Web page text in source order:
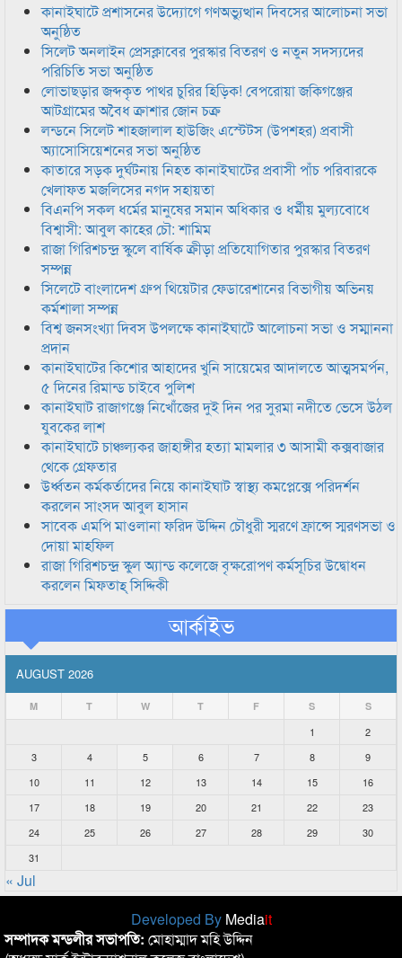
কানাইঘাটে প্রশাসনের উদ্যোগে গণঅভ্যুত্থান দিবসের আলোচনা সভা
অনুষ্ঠিত
সিলেট অনলাইন প্রেসক্লাবের পুরস্কার বিতরণ ও নতুন সদস্যদের
পরিচিতি সভা অনুষ্ঠিত
লোভাছড়ার জব্দকৃত পাথর চুরির হিড়িক! বেপরোয়া জকিগঞ্জের
আটগ্রামের অবৈধ ক্রাশার জোন চক্র
লন্ডনে সিলেট শাহজালাল হাউজিং এস্টেটস (উপশহর) প্রবাসী
অ্যাসোসিয়েশনের সভা অনুষ্ঠিত
কাতারে সড়ক দুর্ঘটনায় নিহত কানাইঘাটের প্রবাসী পাঁচ পরিবারকে
খেলাফত মজলিসের নগদ সহায়তা
বিএনপি সকল ধর্মের মানুষের সমান অধিকার ও ধর্মীয় মুল্যবোধে
বিশ্বাসী: আবুল কাহের চৌ: শামিম
রাজা গিরিশচন্দ্র স্কুলে বার্ষিক ক্রীড়া প্রতিযোগিতার পুরস্কার বিতরণ
সম্পন্ন
সিলেটে বাংলাদেশ গ্রুপ থিয়েটার ফেডারেশানের বিভাগীয় অভিনয়
কর্মশালা সম্পন্ন
বিশ্ব জনসংখ্যা দিবস উপলক্ষে কানাইঘাটে আলোচনা সভা ও সম্মাননা
প্রদান
কানাইঘাটের কিশোর আহাদের খুনি সায়েমের আদালতে আত্মসমর্পন,
৫ দিনের রিমান্ড চাইবে পুলিশ
কানাইঘাট রাজাগঞ্জে নিখোঁজের দুই দিন পর সুরমা নদীতে ভেসে উঠল
যুবকের লাশ
কানাইঘাটে চাঞ্চল্যকর জাহাঙ্গীর হত্যা মামলার ৩ আসামী কক্সবাজার
থেকে গ্রেফতার
উর্ধ্বতন কর্মকর্তাদের নিয়ে কানাইঘাট স্বাস্থ্য কমপ্লেক্সে পরিদর্শন
করলেন সাংসদ আবুল হাসান
সাবেক এমপি মাওলানা ফরিদ উদ্দিন চৌধুরী স্মরণে ফ্রান্সে স্মরণসভা ও
দোয়া মাহফিল
রাজা গিরিশচন্দ্র স্কুল অ্যান্ড কলেজে বৃক্ষরোপণ কর্মসূচির উদ্বোধন
করলেন মিফতাহ্ সিদ্দিকী
আর্কাইভ
AUGUST 2026
M T W T F S S
1
2
3
4 5 6 7 8
9
10
11 12 13 14 15
16
17
18 19 20 21 22
23
24
25 26 27 28 29
30
31
« Jul
Developed By Mediait
সম্পাদক মন্ডলীর সভাপতি: মোহাম্মাদ মহি উদ্দিন